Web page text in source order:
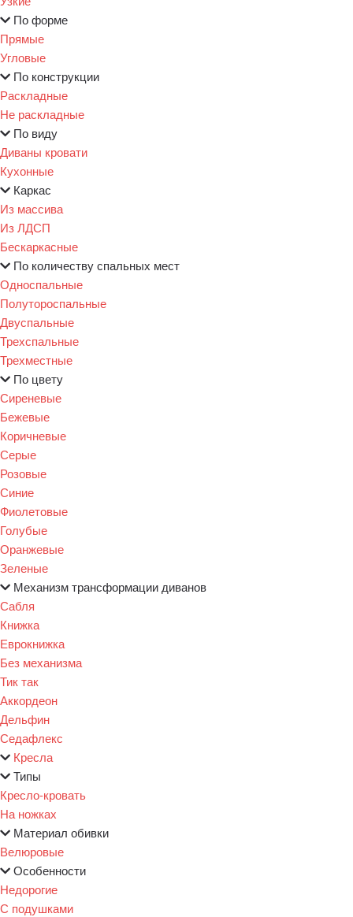
По форме
Прямые
Угловые
По конструкции
Раскладные
Не раскладные
По виду
Диваны кровати
Кухонные
Каркас
Из массива
Из ЛДСП
Бескаркасные
По количеству спальных мест
Односпальные
Полутороспальные
Двуспальные
Трехспальные
Трехместные
По цвету
Сиреневые
Бежевые
Коричневые
Серые
Розовые
Синие
Фиолетовые
Голубые
Оранжевые
Зеленые
Механизм трансформации диванов
Сабля
Книжка
Еврокнижка
Без механизма
Тик так
Аккордеон
Дельфин
Седафлекс
Кресла
Типы
Кресло-кровать
На ножках
Материал обивки
Велюровые
Особенности
Недорогие
С подушками